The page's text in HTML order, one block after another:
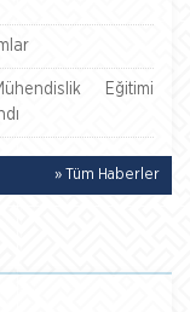
Eğitimi
» Tüm Haberler